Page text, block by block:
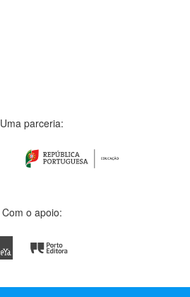
Uma parceria:
Com o apoio: